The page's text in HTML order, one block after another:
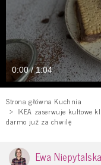
0:00 / 1:04
Strona główna Kuchnia
IKEA zaserwuje kultowe
darmo już za chwilę
Ewa Niepytalska